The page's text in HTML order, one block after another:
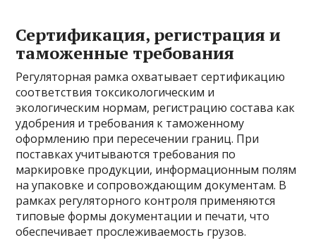
Сертификация, регистрация и
таможенные требования
Регуляторная рамка охватывает сертификацию
соответствия токсикологическим и
экологическим нормам, регистрацию состава как
удобрения и требования к таможенному
оформлению при пересечении границ. При
поставках учитываются требования по
маркировке продукции, информационным полям
на упаковке и сопровождающим документам. В
рамках регуляторного контроля применяются
типовые формы документации и печати, что
обеспечивает прослеживаемость грузов.